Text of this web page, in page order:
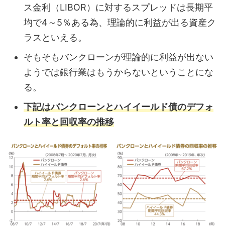
ス金利（LIBOR）に対するスプレッドは長期平
均で4～5％ある為、理論的に利益が出る資産ク
ラスといえる。
そもそもバンクローンが理論的に利益が出ない
ようでは銀行業はもうからないということにな
る。
下記はバンクローンとハイイールド債のデフォ
ルト率と回収率の推移